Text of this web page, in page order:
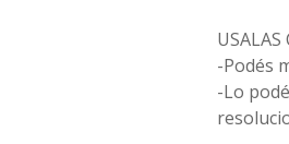
USALAS
-Podés
-Lo